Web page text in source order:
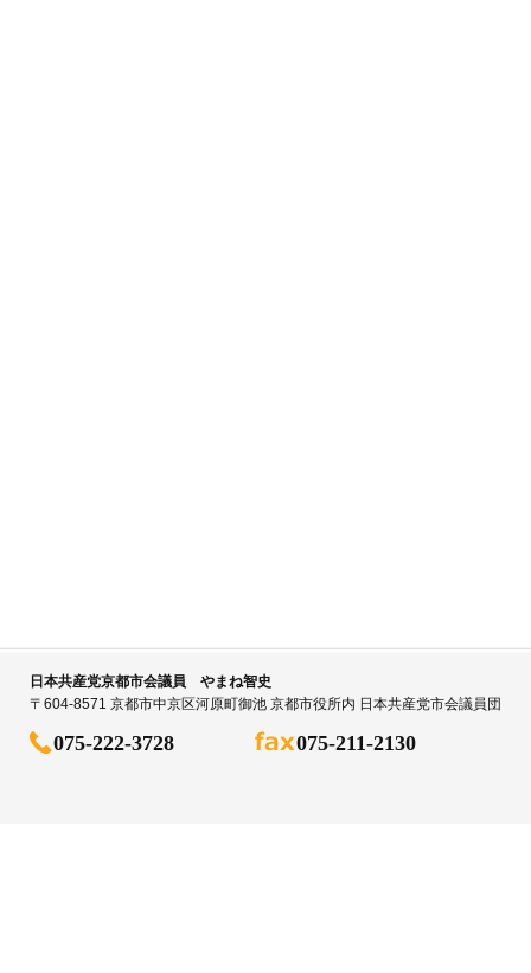
日本共産党京都市会議員 やまね智史
〒604-8571 京都市中京区河原町御池 京都市役所内 日本共産党市会議員団
075-222-3728 075-211-2130